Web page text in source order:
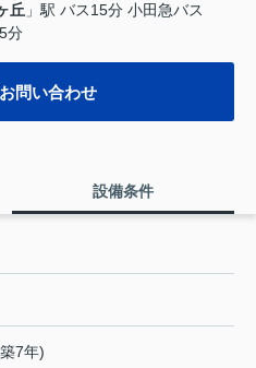
丘 」駅 バス15分 小田急バス
分
問い合わせ
設備条件
7年)